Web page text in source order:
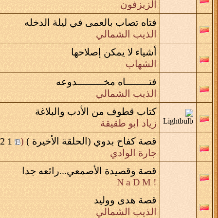
الزيزفون
فتاه تصاب بالعمى في ليلة الدخله
الذيب الشمالي
أشياء لا يمكن إصلاحها
الشهاب
فتــــــــاه مخـــــــــدوعه
الذيب الشمالي
كتاب قطوف من الأدب والبلاغة
زياد ابو طقيقة
قصة كفاح بدوي (الحلقة الأخيرة ) (
1
2
جارة الوادي
قصة وقصيدة الأصمعي...رائعه جدا
! N a D M
قصة هدى ووليد
الذيب الشمالي